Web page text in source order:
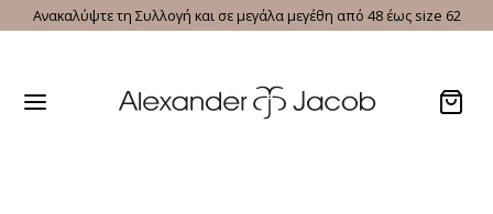
Ανακαλύψτε τη Συλλογή και σε μεγάλα μεγέθη από 48 έως size 62